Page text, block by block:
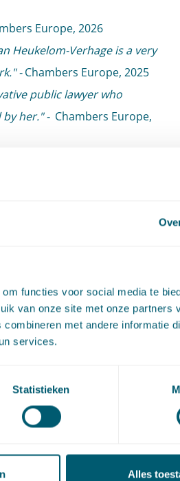
functies voor social media te
van onze site met onze partners
met andere informatie
services.
Statistieken
Alles
Europe, 2026
Heukelom-Verhage is a very
-Chambers Europe, 2025
public lawyer who
her." - Chambers Europe,
overheid
en gemeenten